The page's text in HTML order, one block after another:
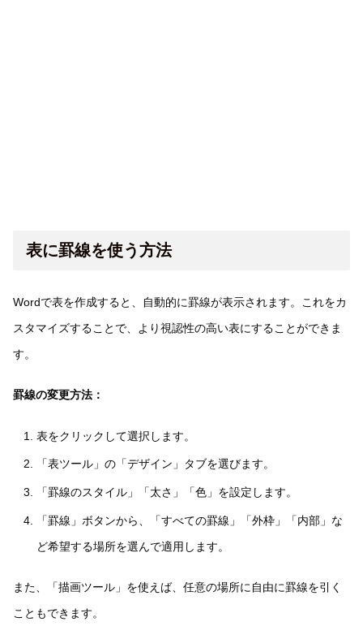
表に罫線を使う方法
Wordで表を作成すると、自動的に罫線が表示されます。これをカ
スタマイズすることで、より視認性の高い表にすることができま
す。
罫線の変更方法：
表をクリックして選択します。
「表ツール」の「デザイン」タブを選びます。
「罫線のスタイル」「太さ」「色」を設定します。
「罫線」ボタンから、「すべての罫線」「外枠」「内部」な
ど希望する場所を選んで適用します。
また、「描画ツール」を使えば、任意の場所に自由に罫線を引く
こともできます。